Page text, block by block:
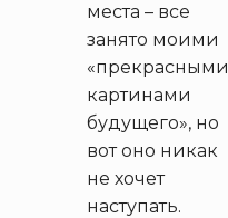
места – все
занято моими
«прекрасными
картинами
будущего», но
вот оно никак
не хочет
наступать.